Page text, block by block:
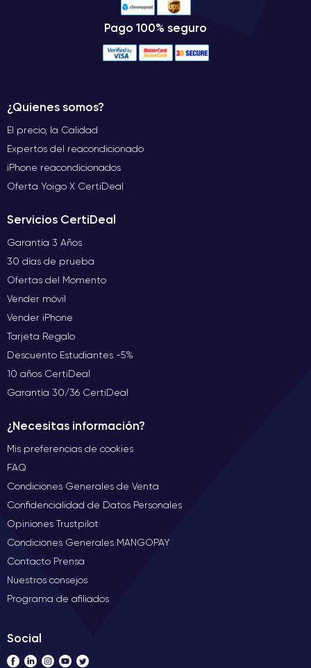
Pago 100% seguro
¿Quienes somos?
El precio, la Calidad
Expertos del reacondicionado
iPhone reacondicionados
Oferta Yoigo X CertiDeal
Servicios CertiDeal
Garantía 3 Años
30 días de prueba
Ofertas del Momento
Vender móvil
Vender iPhone
Tarjeta Regalo
Descuento Estudiantes -5%
10 años CertiDeal
Garantía 30/36 CertiDeal
¿Necesitas información?
Mis preferencias de cookies
FAQ
Condiciones Generales de Venta
Confidencialidad de Datos Personales
Opiniones Trustpilot
Condiciones Generales MANGOPAY
Contacto Prensa
Nuestros consejos
Programa de afiliados
Social